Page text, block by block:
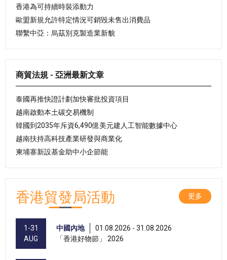
香港為可持續時裝添動力
歐盟新規允許特定情況可銷毀未售出消費品
聯繫中亞：烏茲別克製造業新貌
商貿法規 - 亞洲最新文章
泰國再推快證計劃加快審批投資項目
越南啟動本土碳交易機制
韓國到2035年斥資6,490億美元建人工智能數據中心
越南扶持高科技產業研發與商業化
柬埔寨新設基金助中小企節能
香港貿發局活動 更多
1-31
AUG
中國內地
01.08.2026 - 31.08.2026
「香港好物節」 2026